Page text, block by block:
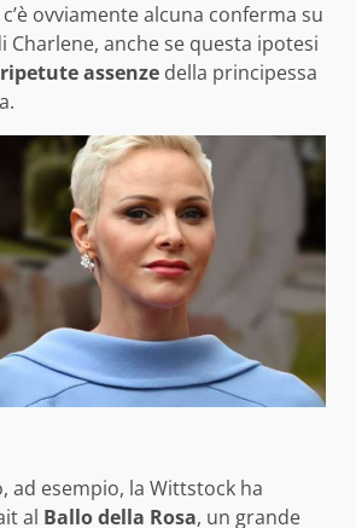
ovviamente alcuna conferma su
Charlene, anche se questa ipotesi
assenze della principessa
ad esempio, la Wittstock ha
al Ballo della Rosa, un grande